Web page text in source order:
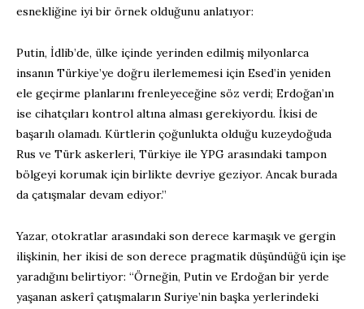
esnekliğine iyi bir örnek olduğunu anlatıyor:
Putin, İdlib’de, ülke içinde yerinden edilmiş milyonlarca
insanın Türkiye’ye doğru ilerlememesi için Esed’in yeniden
ele geçirme planlarını frenleyeceğine söz verdi; Erdoğan’ın
ise cihatçıları kontrol altına alması gerekiyordu. İkisi de
başarılı olamadı. Kürtlerin çoğunlukta olduğu kuzeydoğuda
Rus ve Türk askerleri, Türkiye ile YPG arasındaki tampon
bölgeyi korumak için birlikte devriye geziyor. Ancak burada
da çatışmalar devam ediyor.”
Yazar, otokratlar arasındaki son derece karmaşık ve gergin
ilişkinin, her ikisi de son derece pragmatik düşündüğü için işe
yaradığını belirtiyor: “Örneğin, Putin ve Erdoğan bir yerde
yaşanan askerî çatışmaların Suriye’nin başka yerlerindeki